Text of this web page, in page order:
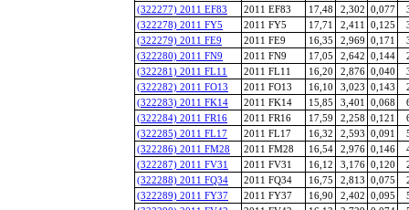
(322277) 2011 EF83
2011 EF83 17,48 2,302 0,077
(322278) 2011 FY5
2011 FY5 17,71 2,411 0,125
(322279) 2011 FE9
2011 FE9 16,35 2,969 0,171
(322280) 2011 FN9
2011 FN9 17,05 2,642 0,144
(322281) 2011 FL11
2011 FL11 16,20 2,876 0,040
(322282) 2011 FO13
2011 FO13 16,10 3,023 0,143
(322283) 2011 FK14
2011 FK14 15,85 3,401 0,068
(322284) 2011 FR16
2011 FR16 17,59 2,258 0,121
(322285) 2011 FL17
2011 FL17 16,32 2,593 0,091
(322286) 2011 FM28
2011 FM28 16,54 2,976 0,146
(322287) 2011 FV31
2011 FV31 16,12 3,176 0,120
(322288) 2011 FQ34
2011 FQ34 16,75 2,813 0,075
(322289) 2011 FY37
2011 FY37 16,90 2,402 0,095